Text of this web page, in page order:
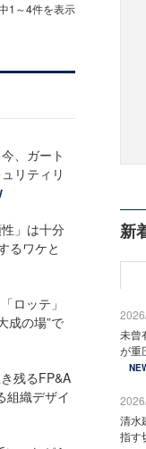
1～4件を表示
、ガート
リティリ
」は十分
るワケと
ロッテ」
成の場”で
残るFP&A
組織デザイ
新
未曾
が重
清水
指す